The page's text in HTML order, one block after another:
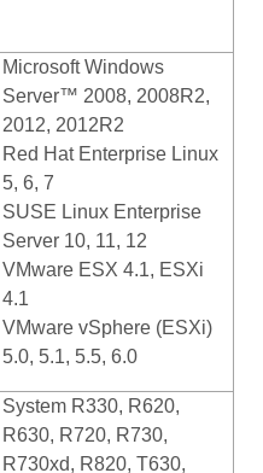
Microsoft Windows
Server™ 2008, 2008R2,
2012, 2012R2
Red Hat Enterprise Linux
5, 6, 7
SUSE Linux Enterprise
Server 10, 11, 12
VMware ESX 4.1, ESXi
4.1
VMware vSphere (ESXi)
5.0, 5.1, 5.5, 6.0
System R330, R620,
R630, R720, R730,
R730xd, R820, T630,